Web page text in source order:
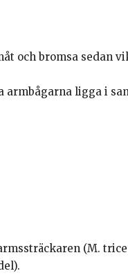
och bromsa sedan
ligga i
(M.